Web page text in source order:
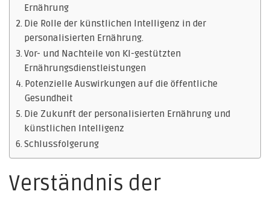
Ernährung
Die Rolle der künstlichen Intelligenz in der
personalisierten Ernährung.
Vor- und Nachteile von KI-gestützten
Ernährungsdienstleistungen
Potenzielle Auswirkungen auf die öffentliche
Gesundheit
Die Zukunft der personalisierten Ernährung und
künstlichen Intelligenz
Schlussfolgerung
Verständnis der